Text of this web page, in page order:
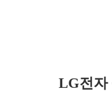
LG전자